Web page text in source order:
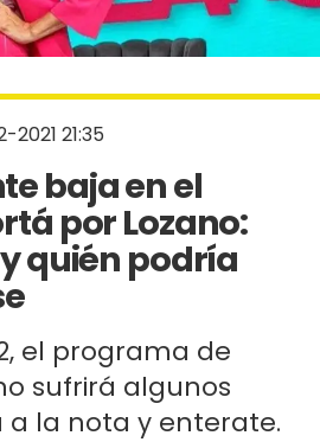
2021 21:35
baja en el
por Lozano:
quién podría
el programa de
sufrirá algunos
a la nota y enterate.